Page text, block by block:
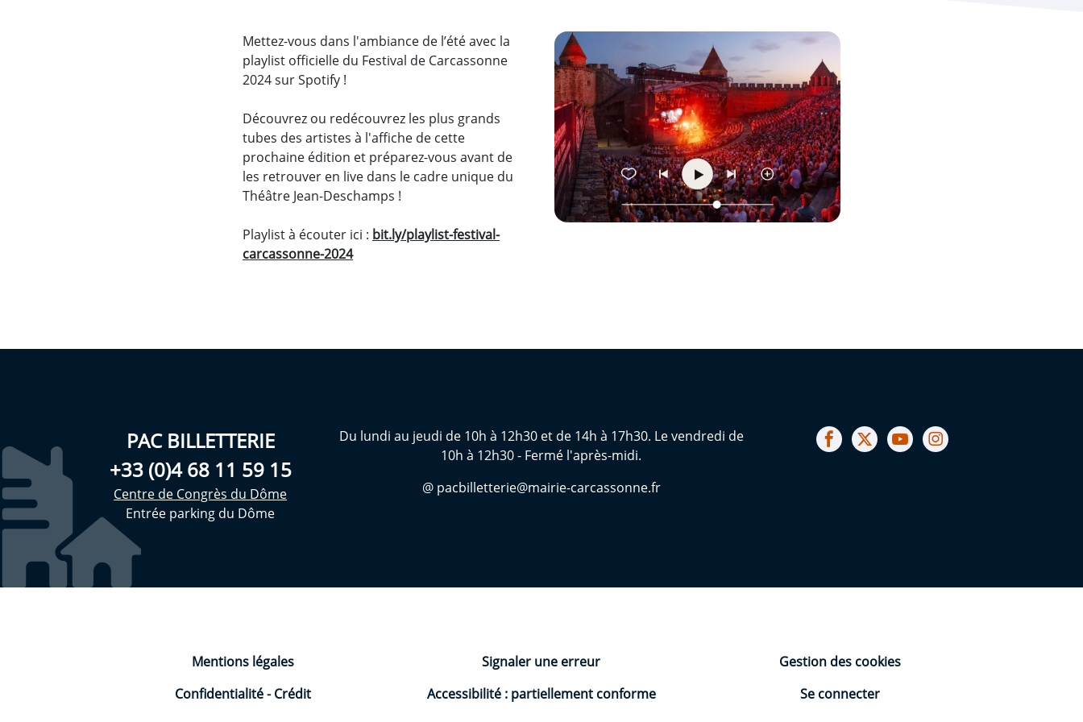
Mettez-vous dans l'ambiance de l’été avec la
playlist officielle du Festival de Carcassonne
2024 sur Spotify !
Découvrez ou redécouvrez les plus grands
tubes des artistes à l'affiche de cette
prochaine édition et préparez-vous avant de
les retrouver en live dans le cadre unique du
Théâtre Jean-Deschamps !
Playlist à écouter ici : bit.ly/playlist-festival-
carcassonne-2024
PAC BILLETTERIE
+33 (0)4 68 11 59 15
Centre de Congrès du Dôme
Entrée parking du Dôme
Du lundi au jeudi de 10h à 12h30 et de 14h à 17h30. Le vendredi de
10h à 12h30 - Fermé l'après-midi.
@ pacbilletterie@mairie-carcassonne.fr
Notre facebook
Notre X (ex Twitter)
Notre Chaine youtube
Mentions légales
Confidentialité-Crédit
Signaler une erreur
Accessibilité : partiellement conforme
Gestion des cookies
Se connecter